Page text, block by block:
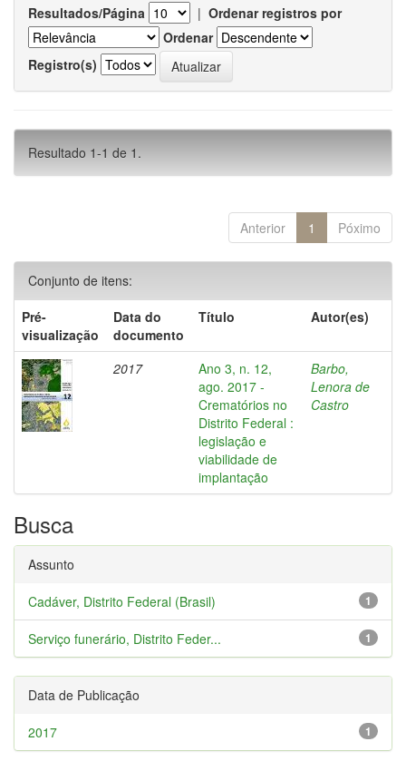
Resultados/Página | Ordenar registros por
Ordenar
Registro(s)
Resultado 1-1 de 1.
Anterior 1 Póximo
Conjunto de itens:
Pré-
visualização
Data do
documento
Título Autor(es)
2017
Ano 3, n. 12,
ago. 2017 -
Crematórios no
Distrito Federal :
legislação e
viabilidade de
implantação
Barbo,
Lenora de
Castro
Busca
Assunto
1
Cadáver, Distrito Federal (Brasil)
1
Serviço funerário, Distrito Feder...
Data de Publicação
1
2017